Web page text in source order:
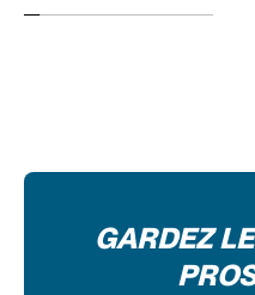
GARDEZ